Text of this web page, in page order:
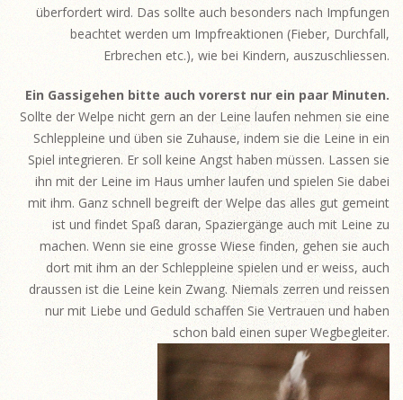
überfordert wird. Das sollte auch besonders nach Impfungen
beachtet werden um Impfreaktionen (Fieber, Durchfall,
Erbrechen etc.), wie bei Kindern, auszuschliessen.
Ein Gassigehen bitte auch vorerst nur ein paar Minuten.
Sollte der Welpe nicht gern an der Leine laufen nehmen sie eine
Schleppleine und üben sie Zuhause, indem sie die Leine in ein
Spiel integrieren. Er soll keine Angst haben müssen. Lassen sie
ihn mit der Leine im Haus umher laufen und spielen Sie dabei
mit ihm. Ganz schnell begreift der Welpe das alles gut gemeint
ist und findet Spaß daran, Spaziergänge auch mit Leine zu
machen. Wenn sie eine grosse Wiese finden, gehen sie auch
dort mit ihm an der Schleppleine spielen und er weiss, auch
draussen ist die Leine kein Zwang. Niemals zerren und reissen
nur mit Liebe und Geduld schaffen Sie Vertrauen und haben
schon bald einen super Wegbegleiter.